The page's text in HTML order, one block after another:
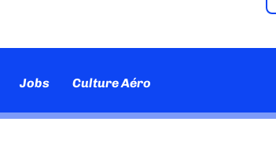
Jobs Culture Aéro